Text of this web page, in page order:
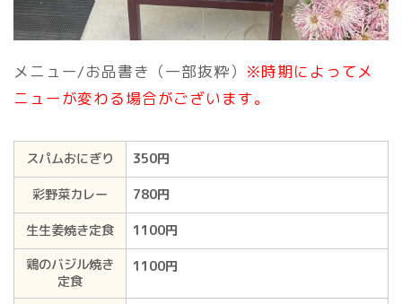
メニュー/お品書き（一部抜粋） ※時期によってメ
ニューが変わる場合がございます。
スパムおにぎり
350円
彩野菜カレー
780円
生生姜焼き定食
1100円
鶏のバジル焼き
定食
1100円